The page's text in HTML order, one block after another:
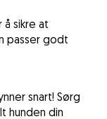
sikre at
passer godt
snart! Sørg
hunden din